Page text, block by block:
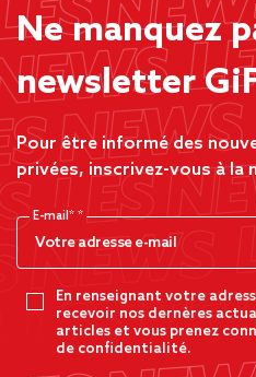
Ne manquez
newsletter
Pour être informé des
privées, inscrivez-vous à la
E-mail*
En renseignant votre
recevoir nos dernères
articles et vous prenez
de confidentialité.